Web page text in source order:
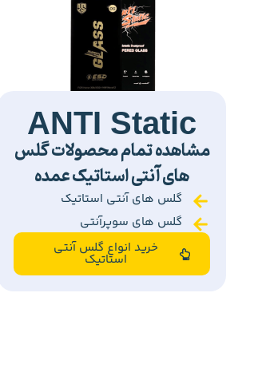
ANTI Static
مشاهده تمام محصولات گلس
های آنتی استاتیک عمده
گلس های آنتی استاتیک
گلس های سوپرآنتی
خرید انواع گلس آنتی
استاتیک